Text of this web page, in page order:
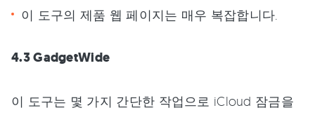
이 도구의 제품 웹 페이지는 매우 복잡합니다.
4.3 GadgetWide
이 도구는 몇 가지 간단한 작업으로 iCloud 잠금을